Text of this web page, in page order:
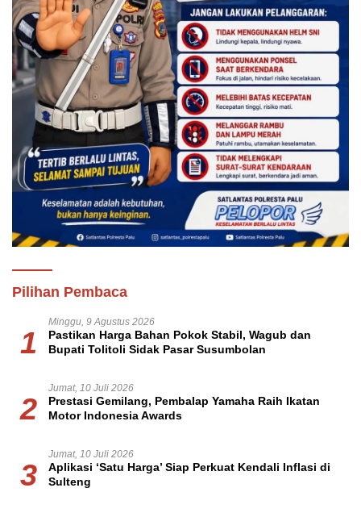
Pilihan Pembaca
1
Minggu, 9 Agustus 2026
Pastikan Harga Bahan Pokok Stabil, Wagub dan
Bupati Tolitoli Sidak Pasar Susumbolan
2
Jumat, 10 Juli 2026
Prestasi Gemilang, Pembalap Yamaha Raih Ikatan
Motor Indonesia Awards
3
Jumat, 10 Juli 2026
Aplikasi ‘Satu Harga’ Siap Perkuat Kendali Inflasi di
Sulteng